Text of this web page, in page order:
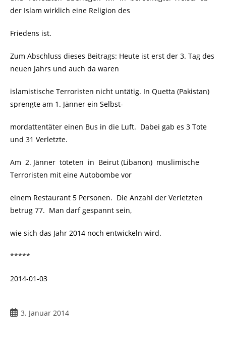
der Islam wirklich eine Religion des
Friedens ist.
Zum Abschluss dieses Beitrags: Heute ist erst der 3. Tag des
neuen Jahrs und auch da waren
islamistische Terroristen nicht untätig. In Quetta (Pakistan)
sprengte am 1. Jänner ein Selbst-
mordattentäter einen Bus in die Luft. Dabei gab es 3 Tote
und 31 Verletzte.
Am 2. Jänner töteten in Beirut (Libanon) muslimische
Terroristen mit eine Autobombe vor
einem Restaurant 5 Personen. Die Anzahl der Verletzten
betrug 77. Man darf gespannt sein,
wie sich das Jahr 2014 noch entwickeln wird.
*****
2014-01-03
3. Januar 2014